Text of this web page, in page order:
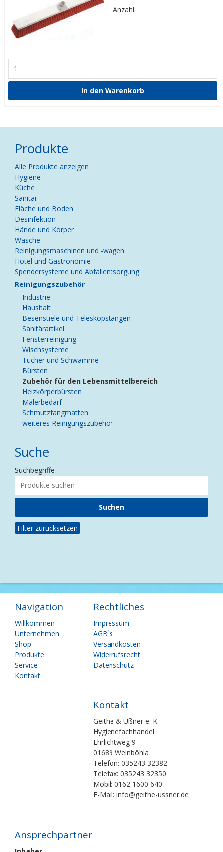
Anzahl:
Produkte
Navigation
überspringen
Alle Produkte anzeigen
Hygiene
Küche
Sanitär
Fläche und Boden
Desinfektion
Hände und Körper
Wäsche
Reinigungsmaschinen und -wagen
Hotel und Gastronomie
Spendersysteme und Abfallentsorgung
Reinigungszubehör
Industrie
Haushalt
Besenstiele und Teleskopstangen
Sanitärartikel
Fensterreinigung
Wischsysteme
Tücher und Schwämme
Bürsten
Zubehör für den Lebensmittelbereich
Heizkörperbürsten
Malerbedarf
Schmutzfangmatten
weiteres Reinigungszubehör
Suche
Suchbegriffe
Filter zurücksetzen
Navigation
Navigation
überspringen
Willkommen
Unternehmen
Shop
Produkte
Service
Kontakt
Rechtliches
Navigation
überspringen
Impressum
AGB`s
Versandkosten
Widerrufsrecht
Datenschutz
Kontakt
Geithe & Ußner e. K.
Hygienefachhandel
Ehrlichtweg 9
01689 Weinböhla
Telefon: 035243 32382
Telefax: 035243 32350
Mobil: 0162 1600 640
E-Mail: info@geithe-ussner.de
Ansprechpartner